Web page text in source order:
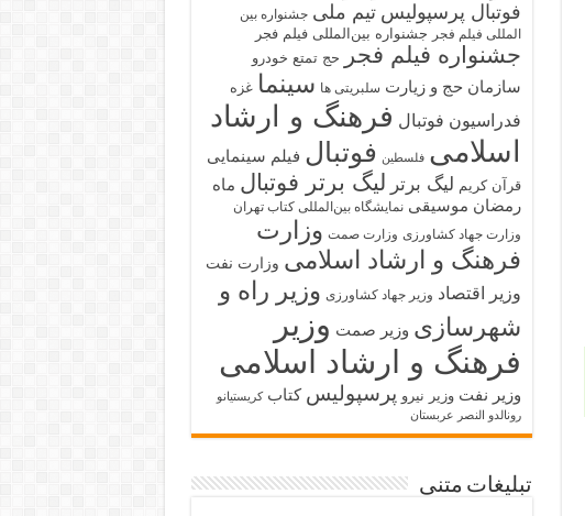
فوتبال پرسپولیس تیم ملی جشنواره بین
المللی فیلم فجر جشنواره بین‌المللی فیلم فجر
جشنواره فیلم فجر حج تمتع خودرو
سازمان حج و زیارت سلبریتی ها سینما غزه
فدراسیون فوتبال فرهنگ و ارشاد
اسلامی فلسطین فوتبال فیلم سینمایی
قرآن کریم لیگ برتر لیگ برتر فوتبال ماه
رمضان موسیقی نمایشگاه بین‌المللی کتاب تهران
وزارت جهاد کشاورزی وزارت صمت وزارت
فرهنگ و ارشاد اسلامی وزارت نفت
وزیر اقتصاد وزیر جهاد کشاورزی وزیر راه و
شهرسازی وزیر صمت وزیر
فرهنگ و ارشاد اسلامی
وزیر نفت وزیر نیرو پرسپولیس کتاب کریستیانو
رونالدو النصر عربستان
تبلیغات متنی